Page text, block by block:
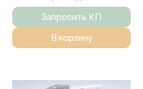
Запросить КП
В корзину